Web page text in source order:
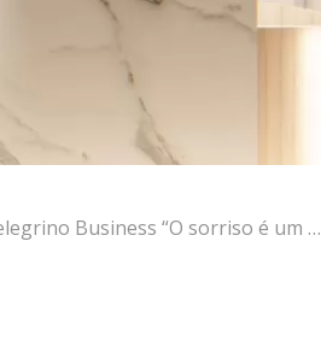
Business “O sorriso é um …